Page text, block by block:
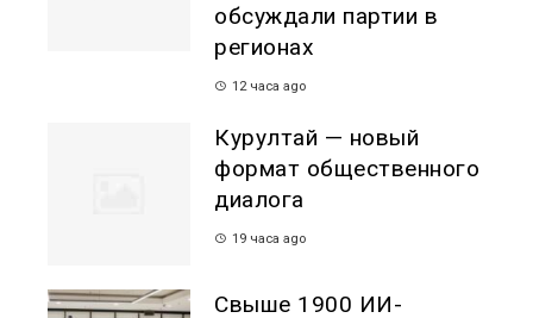
обсуждали партии в
регионах
12 часа ago
Курултай — новый
формат общественного
диалога
19 часа ago
Свыше 1900 ИИ-